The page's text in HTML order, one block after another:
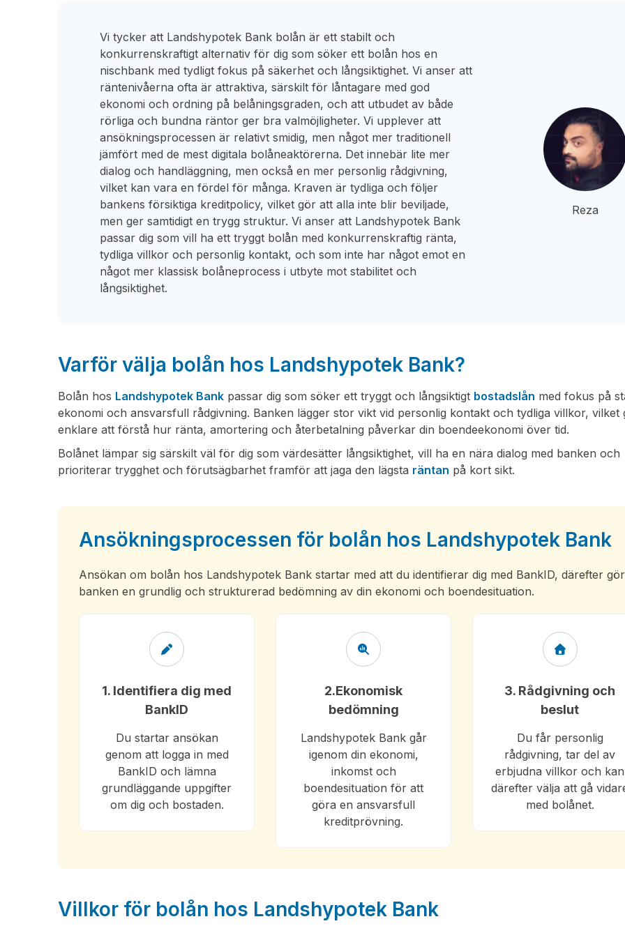
Vi tycker att Landshypotek Bank bolån är ett stabilt och
konkurrenskraftigt alternativ för dig som söker ett bolån hos en
nischbank med tydligt fokus på säkerhet och långsiktighet. Vi anser att
räntenivåerna ofta är attraktiva, särskilt för låntagare med god
ekonomi och ordning på belåningsgraden, och att utbudet av både
rörliga och bundna räntor ger bra valmöjligheter. Vi upplever att
ansökningsprocessen är relativt smidig, men något mer traditionell
jämfört med de mest digitala bolåneaktörerna. Det innebär lite mer
dialog och handläggning, men också en mer personlig rådgivning,
vilket kan vara en fördel för många. Kraven är tydliga och följer
bankens försiktiga kreditpolicy, vilket gör att alla inte blir beviljade,
men ger samtidigt en trygg struktur. Vi anser att Landshypotek Bank
passar dig som vill ha ett tryggt bolån med konkurrenskraftig ränta,
tydliga villkor och personlig kontakt, och som inte har något emot en
något mer klassisk bolåneprocess i utbyte mot stabilitet och
långsiktighet.
Reza
Varför välja bolån hos Landshypotek Bank?
Bolån hos Landshypotek Bank passar dig som söker ett tryggt och långsiktigt bostadslån med fokus på
ekonomi och ansvarsfull rådgivning. Banken lägger stor vikt vid personlig kontakt och tydliga villkor, vilket
enklare att förstå hur ränta, amortering och återbetalning påverkar din boendeekonomi över tid.
Bolånet lämpar sig särskilt väl för dig som värdesätter långsiktighet, vill ha en nära dialog med banken och
prioriterar trygghet och förutsägbarhet framför att jaga den lägsta räntan på kort sikt.
Ansökningsprocessen för bolån hos Landshypotek Bank
Ansökan om bolån hos Landshypotek Bank startar med att du identifierar dig med BankID, därefter gör
banken en grundlig och strukturerad bedömning av din ekonomi och boendesituation.
1. Identifiera dig med
BankID
Du startar ansökan
genom att logga in med
BankID och lämna
grundläggande uppgifter
om dig och bostaden.
2.Ekonomisk
bedömning
Landshypotek Bank går
igenom din ekonomi,
inkomst och
boendesituation för att
göra en ansvarsfull
kreditprövning.
3. Rådgivning och
beslut
Du får personlig
rådgivning, tar del av
erbjudna villkor och kan
därefter välja att gå
med bolånet.
Villkor för bolån hos Landshypotek Bank